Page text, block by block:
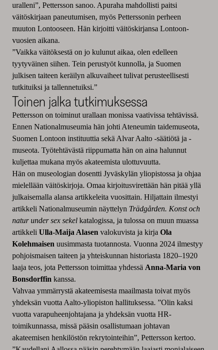
uralleni”, Pettersson sanoo. Apuraha mahdollisti paitsi
väitöskirjaan paneutumisen, myös Petterssonin perheen
muuton Lontooseen. Hän kirjoitti väitöskirjansa Lontoon-
vuosien aikana.
”Vaikka väitöksestä on jo kulunut aikaa, olen edelleen
tyytyväinen siihen. Tein perustyöt kunnolla, ja Suomen
julkisen taiteen keräilyn alkuvaiheet tulivat perusteellisesti
tutkituiksi ja tallennetuiksi.”
Toinen jalka tutkimuksessa
Pettersson on toiminut urallaan monissa vaativissa tehtävissä.
Ennen Nationalmuseumia hän johti Ateneumin taidemuseota,
Suomen Lontoon instituuttia sekä Alvar Aalto -säätiötä ja -
museota. Työtehtävästä riippumatta hän on aina halunnut
kuljettaa mukana myös akateemista ulottuvuutta.
Hän on museologian dosentti Jyväskylän yliopistossa ja ohjaa
mielellään väitöskirjoja. Omaa kirjoitusvirettään hän pitää yllä
julkaisemalla alansa artikkeleita vuosittain. Hiljattain ilmestyi
artikkeli Nationalmuseumin näyttelyn Trädgården. Konst och
natur under sex sekelkatalogissa, ja tulossa on muun muassa
artikkeli Ulla-Maija Alasen valokuvista ja kirja Ola
Kolehmaisen uusimmasta tuotannosta. Vuonna 2024 ilmestyy
pohjoismaisen taiteen ja yhteiskunnan historiasta 1820–1920
laaja teos, jota Pettersson toimittaa yhdessä Anna-Maria von
Bonsdorffin kanssa.
Vahvaa ymmärrystä akateemisesta maailmasta toivat myös
yhdeksän vuotta Aalto-yliopiston hallituksessa. ”Olin kaksi
vuotta varapuheenjohtajana ja yhdeksän vuotta HR-
toimikunnassa, missä pääsin osallistumaan johtavan
akateemisen henkilöstön rekrytointeihin”, Pettersson kertoo.